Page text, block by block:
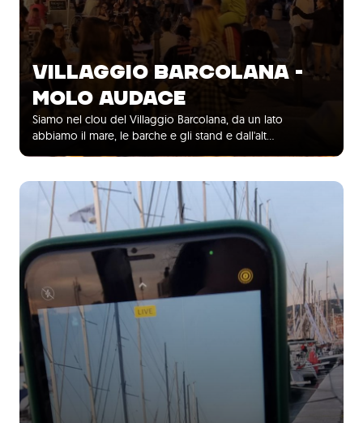
VILLAGGIO BARCOLANA -
MOLO AUDACE
Siamo nel clou del Villaggio Barcolana, da un lato
abbiamo il mare, le barche e gli stand e dall'alt…